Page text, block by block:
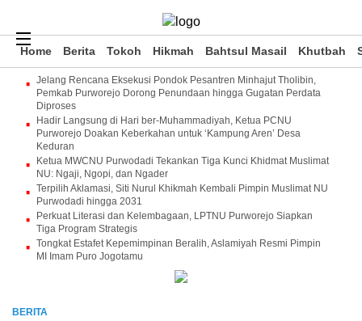
Home Berita Tokoh Hikmah Bahtsul Masail Khutbah
Jelang Rencana Eksekusi Pondok Pesantren Minhajut Tholibin,
Pemkab Purworejo Dorong Penundaan hingga Gugatan Perdata
Diproses
Hadir Langsung di Hari ber-Muhammadiyah, Ketua PCNU
Purworejo Doakan Keberkahan untuk ‘Kampung Aren’ Desa
Keduran
Ketua MWCNU Purwodadi Tekankan Tiga Kunci Khidmat Muslimat
NU: Ngaji, Ngopi, dan Ngader
Terpilih Aklamasi, Siti Nurul Khikmah Kembali Pimpin Muslimat NU
Purwodadi hingga 2031
Perkuat Literasi dan Kelembagaan, LPTNU Purworejo Siapkan
Tiga Program Strategis
Tongkat Estafet Kepemimpinan Beralih, Aslamiyah Resmi Pimpin
MI Imam Puro Jogotamu
BERITA